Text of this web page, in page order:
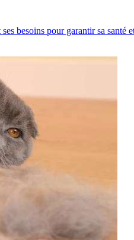
besoins pour garantir sa santé